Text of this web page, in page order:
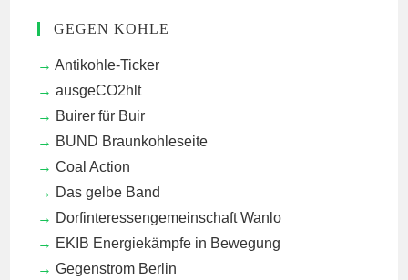
GEGEN KOHLE
Antikohle-Ticker
ausgeCO2hlt
Buirer für Buir
BUND Braunkohleseite
Coal Action
Das gelbe Band
Dorfinteressengemeinschaft Wanlo
EKIB Energiekämpfe in Bewegung
Gegenstrom Berlin